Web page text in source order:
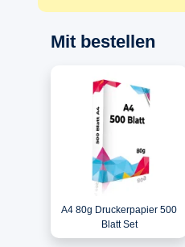
Mit bestellen
A4 80g Druckerpapier 500
Blatt Set